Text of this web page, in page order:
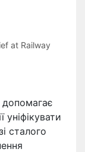
at Railway
уніфікувати
сталого